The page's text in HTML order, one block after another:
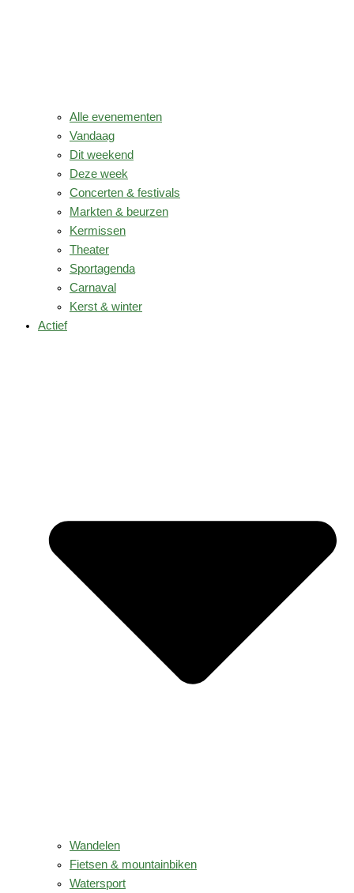
Alle evenementen
Vandaag
Dit weekend
Deze week
Concerten & festivals
Markten & beurzen
Kermissen
Theater
Sportagenda
Carnaval
Kerst & winter
Actief
Wandelen
Fietsen & mountainbiken
Watersport